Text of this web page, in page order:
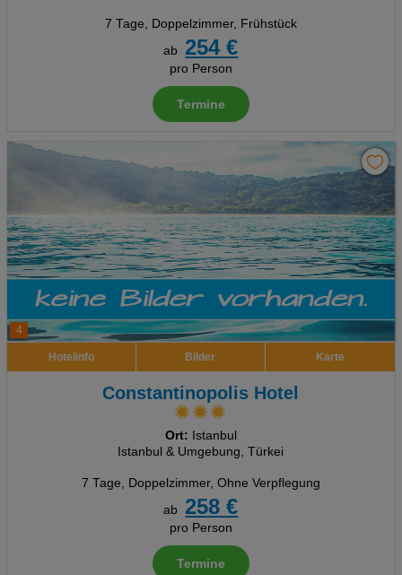
7 Tage, Doppelzimmer, Frühstück
ab
254 €
pro Person
Termine
4
Hotelinfo Bilder Karte
Constantinopolis Hotel
Ort: Istanbul
Istanbul & Umgebung, Türkei
7 Tage, Doppelzimmer, Ohne Verpflegung
ab
258 €
pro Person
Termine